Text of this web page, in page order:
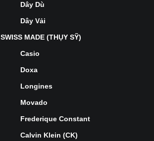
Dây Dù
Dây Vải
SWISS MADE (THỤY SỸ)
Casio
Doxa
Longines
Movado
Frederique Constant
Calvin Klein (CK)